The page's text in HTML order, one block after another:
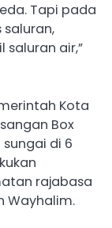
Tapi pada
air,”
Kota
Box
di 6
rajabasa
Wayhalim.